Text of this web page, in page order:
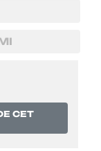
CET